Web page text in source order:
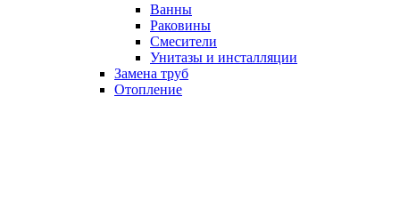
Ванны
Раковины
Смесители
Унитазы и инсталляции
Замена труб
Отопление